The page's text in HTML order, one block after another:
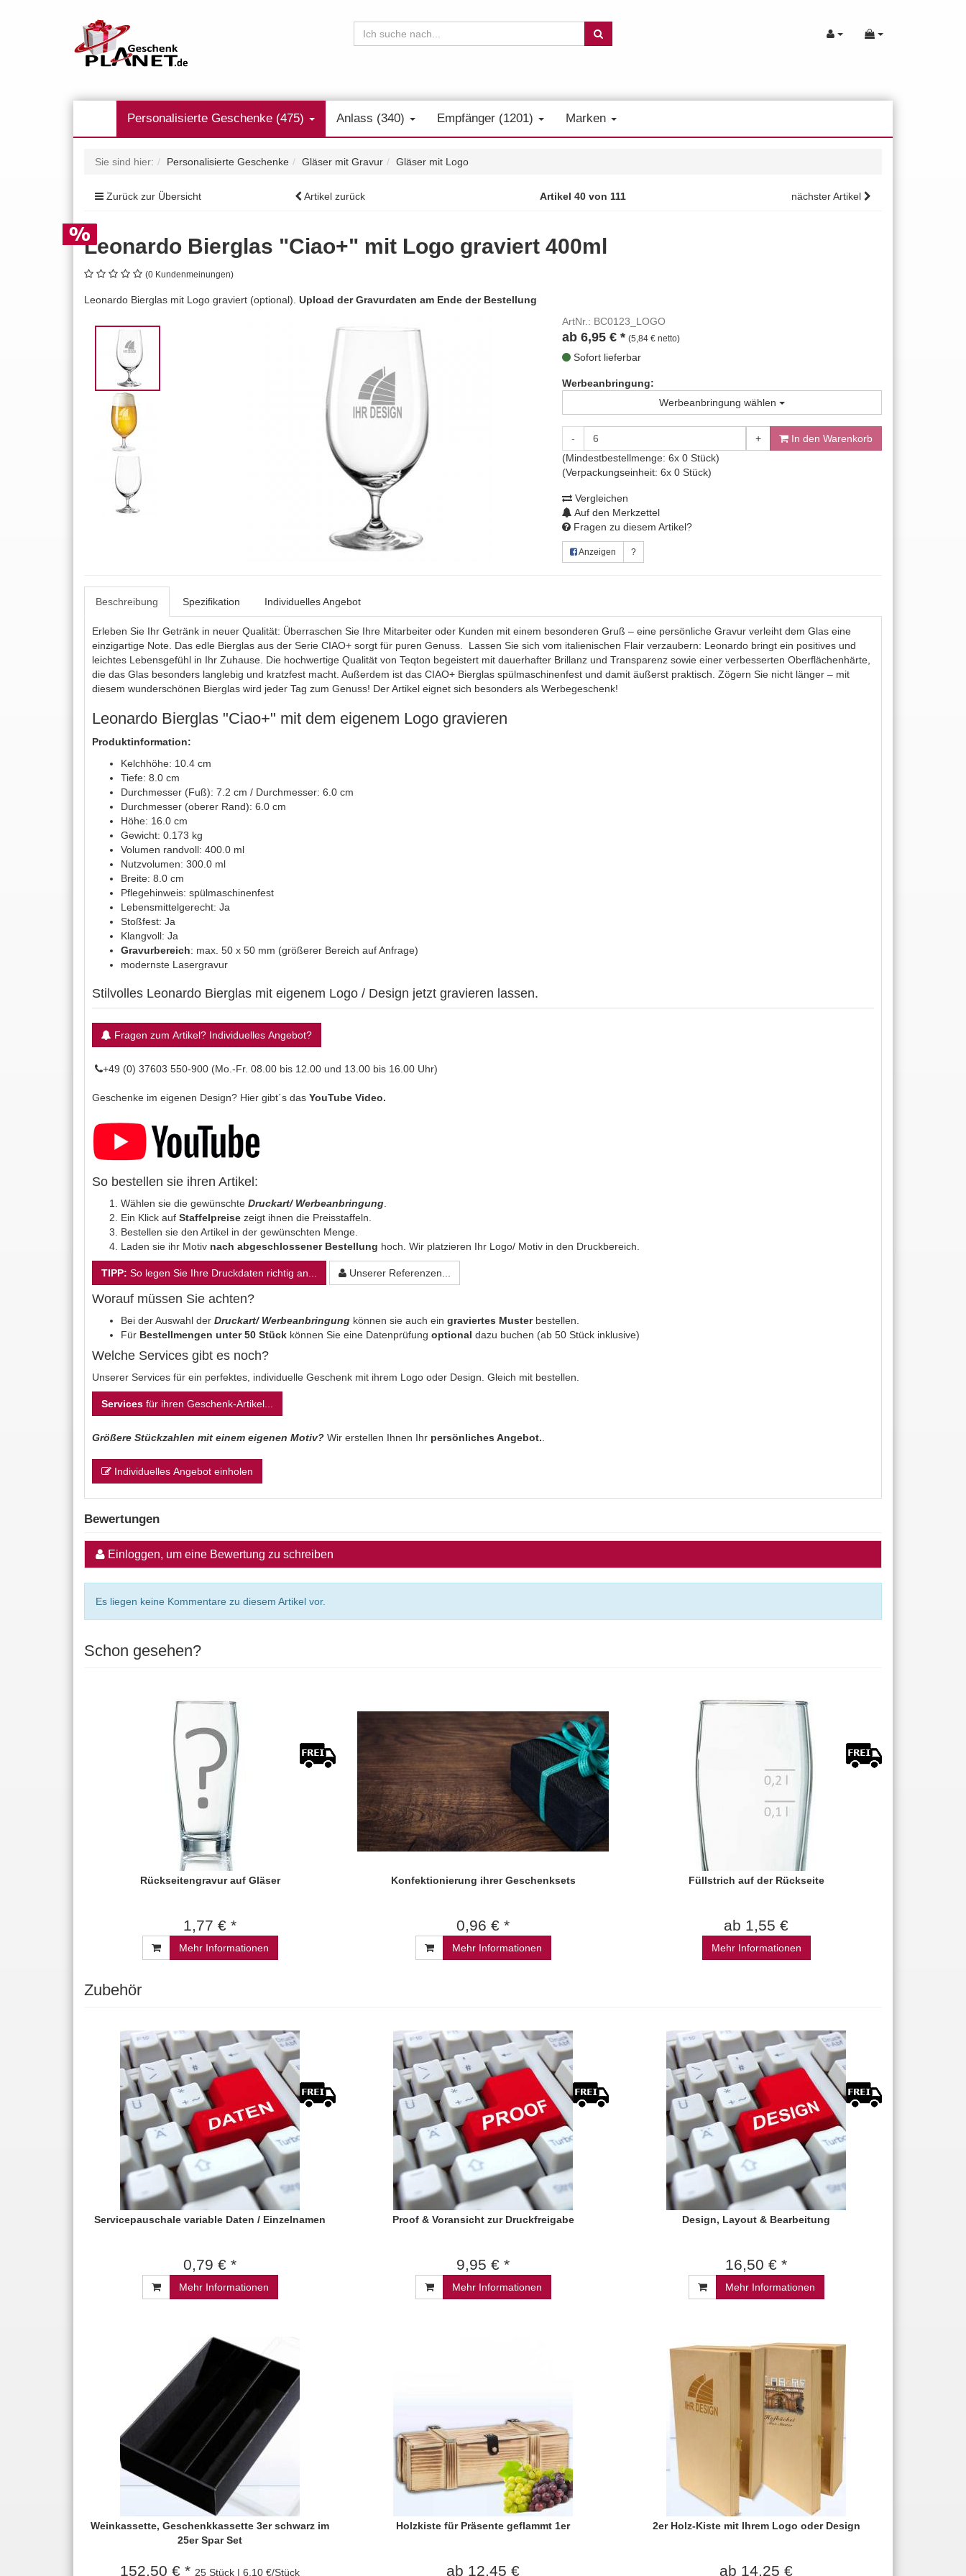
Personalisierte Geschenke (475) Anlass (340) Empfänger (1201) Marken
Sie sind hier: Personalisierte Geschenke Gläser mit Gravur Gläser mit Logo
Zurück zur Übersicht Artikel zurück Artikel 40 von 111 nächster Artikel
Leonardo Bierglas "Ciao+" mit Logo graviert 400ml
(0 Kundenmeinungen)
Leonardo Bierglas mit Logo graviert (optional). Upload der Gravurdaten am Ende der Bestellung
ArtNr.: BC0123_LOGO
ab 6,95 € * (5,84 € netto)
Sofort lieferbar
Werbeanbringung:
Werbeanbringung wählen
- +
In den Warenkorb
(Mindestbestellmenge: 6x 0 Stück)
(Verpackungseinheit: 6x 0 Stück)
Vergleichen
Auf den Merkzettel
Fragen zu diesem Artikel?
Anzeigen ?
Beschreibung Spezifikation Individuelles Angebot
Erleben Sie Ihr Getränk in neuer Qualität: Überraschen Sie Ihre Mitarbeiter oder Kunden mit einem besonderen Gruß – eine persönliche Gravur verleiht dem Glas eine
einzigartige Note. Das edle Bierglas aus der Serie CIAO+ sorgt für puren Genuss. Lassen Sie sich vom italienischen Flair verzaubern: Leonardo bringt ein positives und
leichtes Lebensgefühl in Ihr Zuhause. Die hochwertige Qualität von Teqton begeistert mit dauerhafter Brillanz und Transparenz sowie einer verbesserten Oberflächenhärte,
die das Glas besonders langlebig und kratzfest macht. Außerdem ist das CIAO+ Bierglas spülmaschinenfest und damit äußerst praktisch. Zögern Sie nicht länger – mit
diesem wunderschönen Bierglas wird jeder Tag zum Genuss! Der Artikel eignet sich besonders als Werbegeschenk!
Leonardo Bierglas "Ciao+" mit dem eigenem Logo gravieren
Produktinformation:
Kelchhöhe: 10.4 cm
Tiefe: 8.0 cm
Durchmesser (Fuß): 7.2 cm / Durchmesser: 6.0 cm
Durchmesser (oberer Rand): 6.0 cm
Höhe: 16.0 cm
Gewicht: 0.173 kg
Volumen randvoll: 400.0 ml
Nutzvolumen: 300.0 ml
Breite: 8.0 cm
Pflegehinweis: spülmaschinenfest
Lebensmittelgerecht: Ja
Stoßfest: Ja
Klangvoll: Ja
Gravurbereich: max. 50 x 50 mm (größerer Bereich auf Anfrage)
modernste Lasergravur
Stilvolles Leonardo Bierglas mit eigenem Logo / Design jetzt gravieren lassen.
Fragen zum Artikel? Individuelles Angebot?
+49 (0) 37603 550-900 (Mo.-Fr. 08.00 bis 12.00 und 13.00 bis 16.00 Uhr)
Geschenke im eigenen Design? Hier gibt´s das YouTube Video.
So bestellen sie ihren Artikel:
Wählen sie die gewünschte Druckart/ Werbeanbringung
Ein Klick auf Staffelpreise zeigt ihnen die Preisstaffeln.
Bestellen sie den Artikel in der gewünschten Menge.
Laden sie ihr Motiv nach abgeschlossener Bestellung hoch. Wir platzieren Ihr Logo/ Motiv in den Druckbereich.
TIPP: So legen Sie Ihre Druckdaten richtig an... Unserer Referenzen...
Worauf müssen Sie achten?
Bei der Auswahl der Druckart/ Werbeanbringung können sie auch ein graviertes Musterbestellen.
Für Bestellmengen unter 50 Stück können Sie eine Datenprüfung optional dazu buchen (ab 50 Stück inklusive)
Welche Services gibt es noch?
Unserer Services für ein perfektes, individuelle Geschenk mit ihrem Logo oder Design. Gleich mit bestellen.
Services für ihren Geschenk-Artikel...
Größere Stückzahlen mit einem eigenen Motiv? Wir erstellen Ihnen Ihr persönliches Angebot.
Individuelles Angebot einholen
Bewertungen
Einloggen, um eine Bewertung zu schreiben
Es liegen keine Kommentare zu diesem Artikel vor.
Schon gesehen?
Rückseitengravur auf Gläser
1,77 € *
Mehr Informationen
Konfektionierung ihrer Geschenksets
0,96 € *
Mehr Informationen
Füllstrich auf der Rückseite
ab 1,55 €
Mehr Informationen
Zubehör
Servicepauschale variable Daten / Einzelnamen
0,79 € *
Mehr Informationen
Proof & Voransicht zur Druckfreigabe
9,95 € *
Mehr Informationen
Design, Layout & Bearbeitung
16,50 € *
Mehr Informationen
Weinkassette, Geschenkkassette 3er schwarz im
25er Spar Set
152,50 € * 25 Stück | 6,10 €/Stück
Holzkiste für Präsente geflammt 1er
ab 12,45 €
2er Holz-Kiste mit Ihrem Logo oder Design
ab 14,25 €